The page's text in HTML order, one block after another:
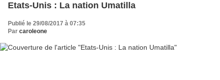
Etats-Unis : La nation Umatilla
Publié le 29/08/2017 à 07:35
Par caroleone